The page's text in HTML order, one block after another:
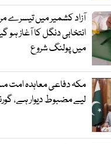
آزاد کشمیر میں تیسرے
میں پولنگ شروع
مکہ دفاعی معاہدہ امت
لیے مضبوط دیوار ہے،